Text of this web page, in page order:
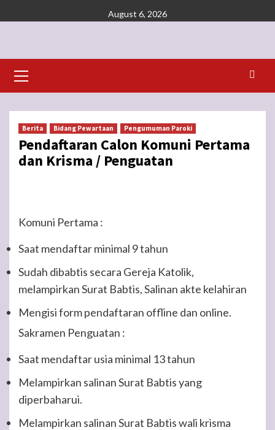
to
August 6, 2026
Menu
Berita Bidang Pewartaan Pengumuman Paroki
Pendaftaran Calon Komuni Pertama
dan Krisma / Penguatan
Komuni Pertama :
Saat mendaftar minimal 9 tahun
Sudah dibabtis secara Gereja Katolik,
melampirkan Surat Babtis, Salinan akte kelahiran
Mengisi form pendaftaran offline dan online.
Sakramen Penguatan :
Saat mendaftar usia minimal 13 tahun
Melampirkan salinan Surat Babtis yang
diperbaharui.
Melampirkan salinan Surat Babtis wali krisma